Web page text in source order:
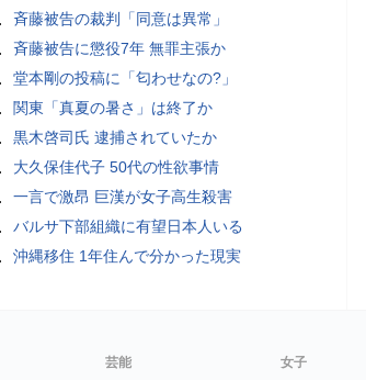
斉藤被告の裁判「同意は異常」
斉藤被告に懲役7年 無罪主張か
堂本剛の投稿に「匂わせなの?」
関東「真夏の暑さ」は終了か
黒木啓司氏 逮捕されていたか
大久保佳代子 50代の性欲事情
一言で激昂 巨漢が女子高生殺害
バルサ下部組織に有望日本人いる
沖縄移住 1年住んで分かった現実
芸能 女子